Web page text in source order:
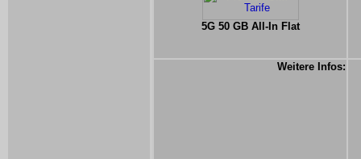
5G 50 GB All-In Flat
Weitere Infos: